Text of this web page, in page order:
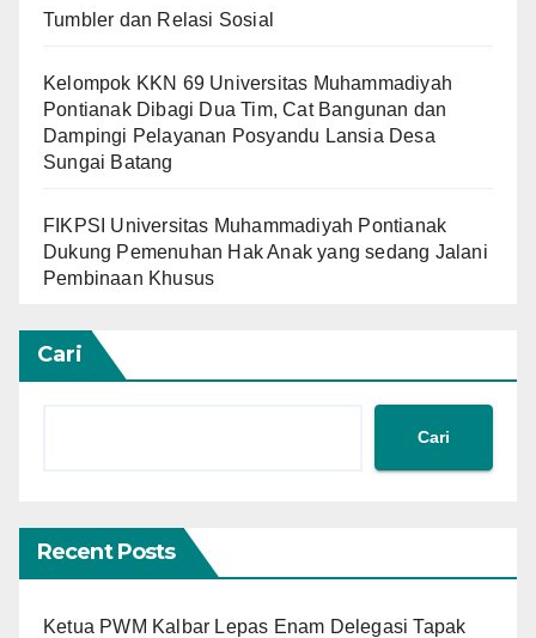
Tumbler dan Relasi Sosial
Kelompok KKN 69 Universitas Muhammadiyah
Pontianak Dibagi Dua Tim, Cat Bangunan dan
Dampingi Pelayanan Posyandu Lansia Desa
Sungai Batang
FIKPSI Universitas Muhammadiyah Pontianak
Dukung Pemenuhan Hak Anak yang sedang Jalani
Pembinaan Khusus
Cari
Cari
Recent Posts
Ketua PWM Kalbar Lepas Enam Delegasi Tapak